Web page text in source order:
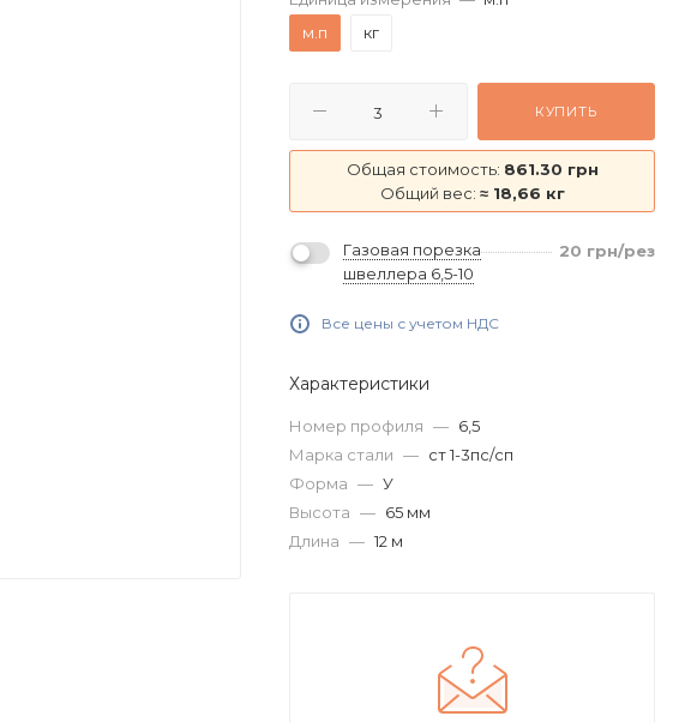
м.п
кг
КУПИТЬ
Общая стоимость: 861.30 грн
Общий вес: ≈ 18,66 кг
Газовая порезка
швеллера 6,5-10
20 грн/рез
Все цены с учетом НДС
Характеристики
Номер профиля — 6,5
Марка стали — ст 1-3пс/сп
Форма — У
Высота — 65 мм
Длина — 12 м